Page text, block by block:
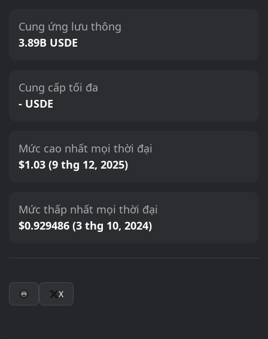
Cung ứng lưu thông
3.89B USDE
Cung cấp tối đa
- USDE
Mức cao nhất mọi thời đại
$1.03 (9 thg 12, 2025)
Mức thấp nhất mọi thời đại
$0.929486 (3 thg 10, 2024)
X